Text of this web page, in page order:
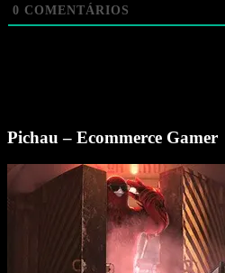
0 COMENTÁRIOS
Pichau – Ecommerce Gamer